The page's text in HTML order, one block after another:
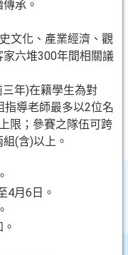
承。
文化、產業經濟、觀
六堆300年間相關議
年)在籍學生為對
指導老師最多以2位名
限；參賽之隊伍可跨
(含)以上。
4月6日。